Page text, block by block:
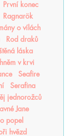
První konec
Ragnarök
o vílách
Rod draků
láska
v krvi
Seafire
Serafina
jednorožců
Jane
popel
hvězd